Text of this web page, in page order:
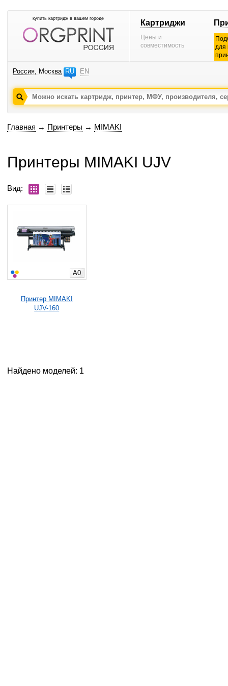
купить картридж в вашем городе Картриджи
Цены и
совместимость
для
Россия, Москва RU EN
Главная → Принтеры → MIMAKI
Принтеры MIMAKI UJV
Вид:
A0
Принтер MIMAKI
UJV-160
Найдено моделей: 1